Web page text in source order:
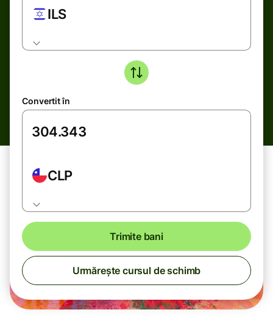
ILS
Convertit în
CLP
Trimite bani
Urmărește cursul de schimb